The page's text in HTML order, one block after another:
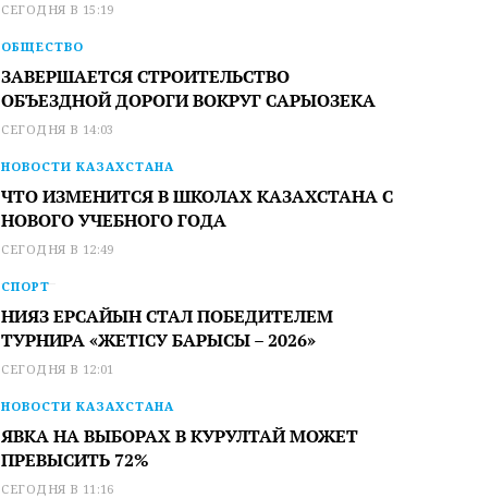
СЕГОДНЯ В 15:19
ОБЩЕСТВО
ЗАВЕРШАЕТСЯ СТРОИТЕЛЬСТВО
ОБЪЕЗДНОЙ ДОРОГИ ВОКРУГ САРЫОЗЕКА
СЕГОДНЯ В 14:03
НОВОСТИ КАЗАХСТАНА
ЧТО ИЗМЕНИТСЯ В ШКОЛАХ КАЗАХСТАНА С
НОВОГО УЧЕБНОГО ГОДА
СЕГОДНЯ В 12:49
СПОРТ
НИЯЗ ЕРСАЙЫН СТАЛ ПОБЕДИТЕЛЕМ
ТУРНИРА «ЖЕТІСУ БАРЫСЫ – 2026»
СЕГОДНЯ В 12:01
НОВОСТИ КАЗАХСТАНА
ЯВКА НА ВЫБОРАХ В КУРУЛТАЙ МОЖЕТ
ПРЕВЫСИТЬ 72%
СЕГОДНЯ В 11:16